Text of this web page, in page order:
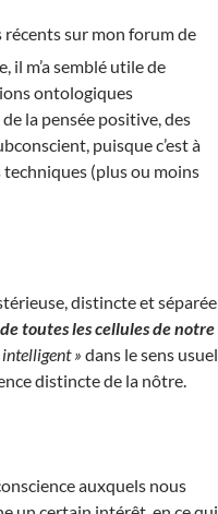
sur mon forum de
il m’a semblé utile de
ontologiques
la pensée positive, des
puisque c’est à
(plus ou moins
distincte et séparée
toutes les cellules de notre
intelligent » dans le sens usuel
distincte de la nôtre.
auxquels nous